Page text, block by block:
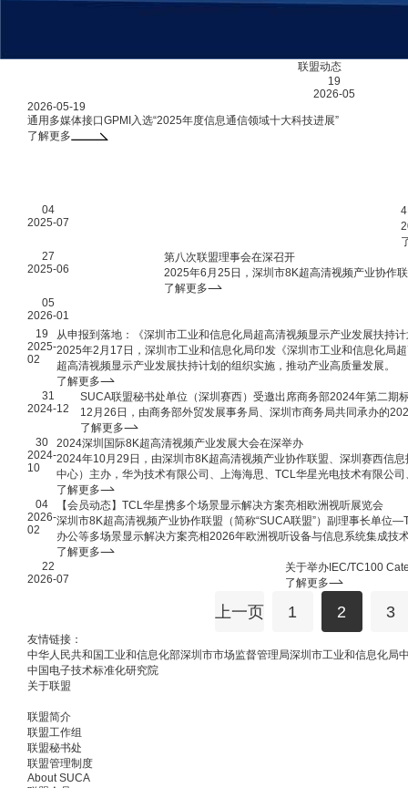
联盟动态
19
2026-05
2026-05-19
通用多媒体接口GPMI入选“2025年度信息通信领域十大科技进展”
了解更多
/03
04
2025-07
27
2025-06
第八次联盟理事会在深召开
2025年6月25日，深圳市8K超高清视频产业协作
了解更多
05
2026-01
19
2025-
02
从申报到落地：《深圳市工业和信息化局超高清视频显示产业发展扶持
2025年2月17日，深圳市工业和信息化局印发《深圳市工业和信息化局
超高清视频显示产业发展扶持计划的组织实施，推动产业高质量发展。
了解更多
31
2024-12
SUCA联盟秘书处单位（深圳赛西）受邀出席商务部2024年第二期
12月26日，由商务部外贸发展事务局、深圳市商务局共同承办的
了解更多
30
2024-
10
2024深圳国际8K超高清视频产业发展大会在深举办
2024年10月29日，由深圳市8K超高清视频产业协作联盟、深圳赛西信
中心）主办，华为技术有限公司、上海海思、TCL华星光电技术有限公
公司、深圳数字电视国家工程实验室股份有限公司协办的“2024深圳国
了解更多
04
2026-
02
【会员动态】TCL华星携多个场景显示解决方案亮相欧洲视听展览会
深圳市8K超高清视频产业协作联盟（简称“SUCA联盟”）副理事长单位
办公等多场景显示解决方案亮相2026年欧洲视听设备与信息系统集成技
集成领域的重要风向标，本届展会在西班牙巴塞罗那国际展览中心举行
技术实力与创新能力，让“一块好屏”服务千行百业。
了解更多
22
2026-07
关于举办IEC/TC100
了解更多
上一页 1 2 3
友情链接：
中华人民共和国工业和信息化部深圳市市场监督管理局深圳市工业和信息化局
中国电子技术标准化研究院
关于联盟
联盟简介
联盟工作组
联盟秘书处
联盟管理制度
About SUCA